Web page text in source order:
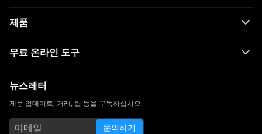
제품
무료 온라인 도구
뉴스레터
제품 업데이트, 거래, 팁 등을 구독하십시오.
문의하기